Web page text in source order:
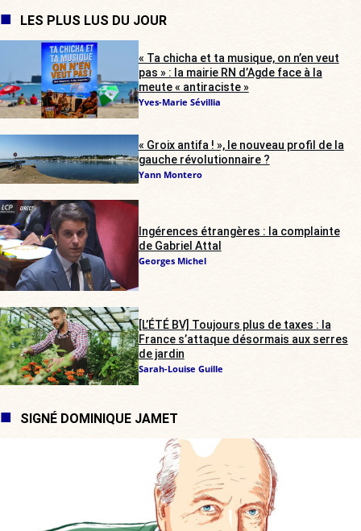
LES PLUS LUS DU JOUR
« Ta chicha et ta musique, on n’en veut
pas » : la mairie RN d’Agde face à la
meute « antiraciste »
Yves-Marie Sévillia
« Groix antifa ! », le nouveau profil de la
gauche révolutionnaire ?
Yann Montero
Ingérences étrangères : la complainte
de Gabriel Attal
Georges Michel
[L’ÉTÉ BV] Toujours plus de taxes : la
France s’attaque désormais aux serres
de jardin
Sarah-Louise Guille
SIGNÉ DOMINIQUE JAMET